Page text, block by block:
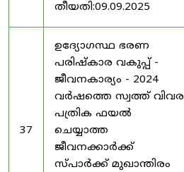
തീയതി:09.09.2025
37
ഉദ്യോഗസ്ഥ ഭരണ
പരിഷ്കാര വകുപ്പ് -
ജീവനകാര്യം - 2024
വർഷത്തെ സ്വത്ത് വിവര
പത്രിക ഫയൽ
ചെയ്യാത്ത
ജീവനക്കാർക്ക്
സ്പാർക്ക് മുഖാന്തിരം